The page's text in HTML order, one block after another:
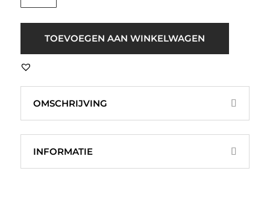
Solina
Knit
aantal
TOEVOEGEN AAN WINKELWAGEN
OMSCHRIJVING
INFORMATIE